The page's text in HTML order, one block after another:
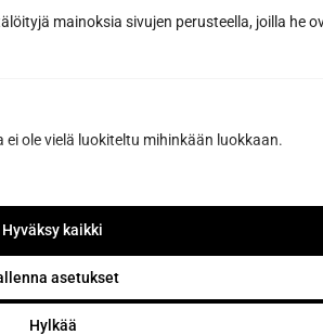
mainoksia sivujen perusteella, joilla he
ole vielä luokiteltu mihinkään luokkaan.
Hylkää
asetukset
Hyväksy kaikki
tipsen och knepen för en lyckad
från ett proffs på
för att hjälpa dig att göra de
på nyhetsbrevet